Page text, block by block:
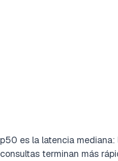
p50 es la latencia
consultas terminan más